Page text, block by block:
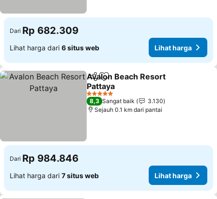
Dari Rp 682.309
Lihat harga dari 6 situs web Lihat harga
BagikanTambahkan ke favorit
Avalon Beach Resort
Pattaya
Lihat harga
5 Bintang
8,3 Sangat baik
3.130
Sejauh 0.1 km dari pantai
Dari Rp 984.846
Lihat harga dari 7 situs web Lihat harga